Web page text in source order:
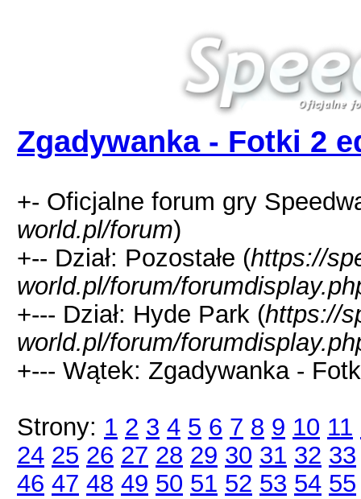
Zgadywanka - Fotki 2
+- Oficjalne forum gry
world.pl/forum)
+-- Dział: Pozostałe (https://
world.pl/forum/
+--- Dział: Hyde Park (https://
world.pl/forum/
+--- Wątek: Zgadywanka -
Strony: 1 2 3 4 5 6 7 8 9 10 11
24 25 26 27 28 29 30 31 32 33
46 47 48 49 50 51 52 53 54 55